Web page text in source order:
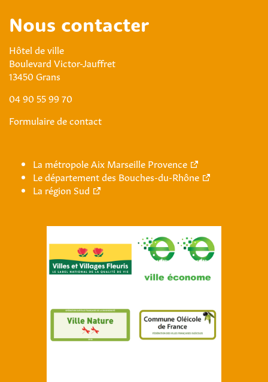
Nous contacter
Hôtel de ville
Boulevard Victor-Jauffret
13450 Grans
04 90 55 99 70
Formulaire de contact
La métropole Aix Marseille Provence
Le département des Bouches-du-Rhône
La région Sud